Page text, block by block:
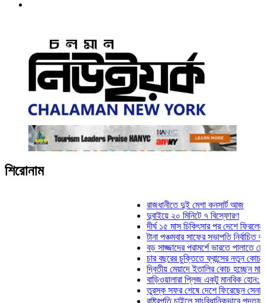
শিরোনাম
রাজধানীতে দুই মেগা কনসার্ট আজ
দুবাইয়ে ২০ মিনিটে ৭ বিস্ফোরণ
দীর্ঘ ১৫ মাস চিকিৎসার পর দেশে ফিরলেন
টানা পঞ্চমবার সাফের সভাপতি নির্বাচিত কাজী
বড় সাজ্জাদের পরামর্শে ভারতে পালাতে
চার বছরের চুক্তিতে ফ্রান্সের নতুন কোচ জিদান
দ্বিতীয় মেয়াদে ইতালির কোচ হচ্ছেন মানচিনি
বাড়িওয়ালারা প্লিজ একটু মানবিক হোন: মনিরা মিঠু
তুরস্ক সফর শেষে দেশে ফিরেছেন সেনাপ্রধান